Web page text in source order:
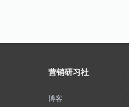
营销研习社
博客